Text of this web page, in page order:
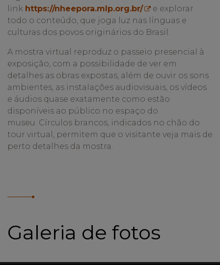
link https://nheepora.mlp.org.br/
e explorar
todo o conteúdo, que joga luz nas línguas e
culturas dos povos originários do Brasil
A mostra virtual reproduz o passeio presencial à
exposição, com a possibilidade de ver em
detalhes as obras expostas, além de ouvir os sons
ambientes, as instalações audiovisuais, os vídeos
e áudios quase exatamente como estão
disponíveis ao público no espaço do
museu. Círculos brancos, indicados no chão do
tour virtual, permitem que o visitante veja mais de
perto detalhes da mostra.
Galeria de fotos